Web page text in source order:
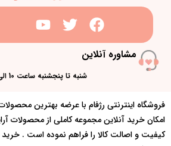
مشاوره آنلاین
شنبه تا پنجشنبه ساعت 10 الی 18
فروشگاه اینترنتی رژفام با عرضه بهترین
امکان خرید آنلاین مجموعه کاملی از محصولات
کیفیت و اصالت کالا را فراهم نموده است .